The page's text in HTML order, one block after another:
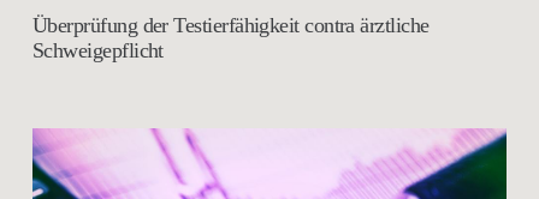
Überprüfung der Testierfähigkeit contra ärztliche
Schweigepflicht